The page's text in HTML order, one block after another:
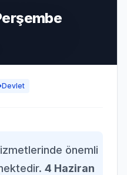
Devlet
önemli
4 Haziran